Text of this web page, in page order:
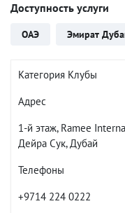
Доступность услуги
ОАЭ Эмират
Категория Клубы
Адрес
1-й этаж, Ramee
Дейра Сук, Дубай
Телефоны
+9714 224 0222